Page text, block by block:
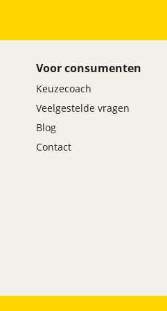
Voor consumenten
Keuzecoach
Veelgestelde vragen
Blog
Contact